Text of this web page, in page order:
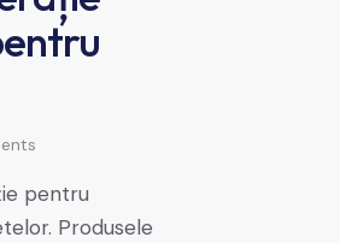
pentru
Produsele